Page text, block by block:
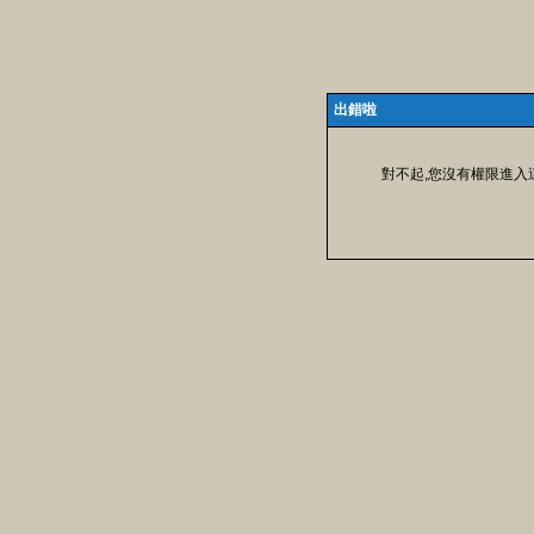
出錯啦
對不起,您沒有權限進入